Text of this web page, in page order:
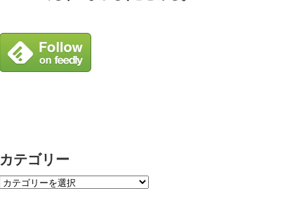
カテゴリー